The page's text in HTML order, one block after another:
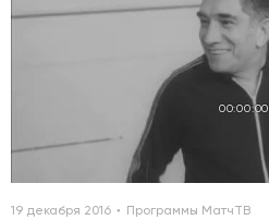
00:00:00
19 декабря 2016 Программы МатчТВ